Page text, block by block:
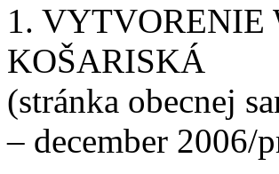
1. VYTVORENIE
KOŠARISKÁ
(stránka obecnej
– december 2006/